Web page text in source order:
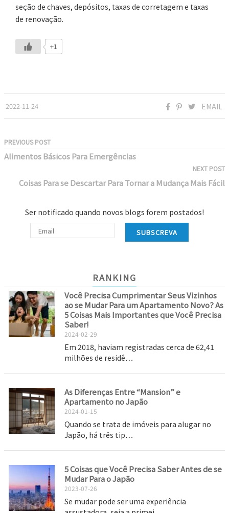
seção de chaves, depósitos, taxas de corretagem e taxas
de renovação.
+1
2022-11-24 EMAIL
PREVIOUS POST
Alimentos Básicos Para Emergências
NEXT POST
Coisas Para se Descartar Para Tornar a Mudança Mais Fácil
RANKING
Você Precisa Cumprimentar Seus Vizinhos
ao se Mudar Para um Apartamento Novo? As
5 Coisas Mais Importantes que Você Precisa
Saber!
2024-02-29
Em 2018, haviam registradas cerca de 62,41
milhões de residê…
As Diferenças Entre “Mansion” e
Apartamento no Japão
2024-01-15
Quando se trata de imóveis para alugar no
Japão, há três tip…
5 Coisas que Você Precisa Saber Antes de se
Mudar Para o Japão
2023-07-26
Se mudar pode ser uma experiência
Ser notificado quando novos blogs forem postados!
SUBSCREVA